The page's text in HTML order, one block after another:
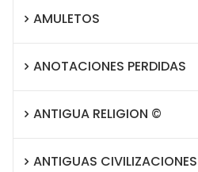
AMULETOS
ANOTACIONES PERDIDAS
ANTIGUA RELIGION ©
ANTIGUAS CIVILIZACIONES